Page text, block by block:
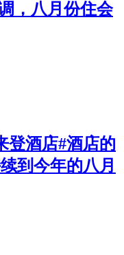
，八月份住会
登酒店#酒店的
到今年的八月